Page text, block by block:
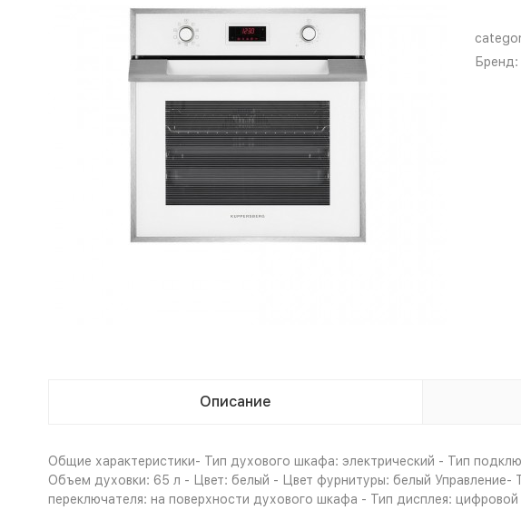
Бренд:
Описание
Общие характеристики- Тип духового шкафа: электрический - Тип
Объем духовки: 65 л - Цвет: белый - Цвет фурнитуры: белый Управление-
переключателя: на поверхности духового шкафа - Тип дисплея: